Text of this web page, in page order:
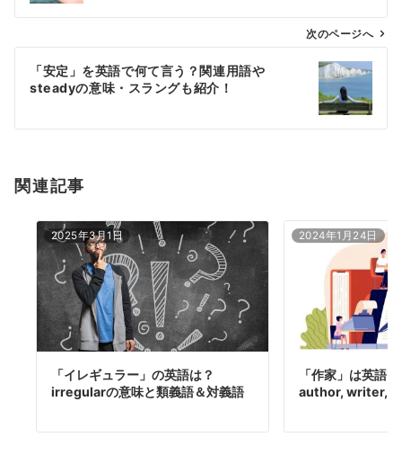
ン
次のページへ
「安定」を英語で何て言う？関連用語や
steadyの意味・スラングも紹介！
関連記事
2025年3月1日
「イレギュラー」の英語は？
irregularの意味と類義語＆対義語
2024年1月24日
「作家」は英語
author, writer,